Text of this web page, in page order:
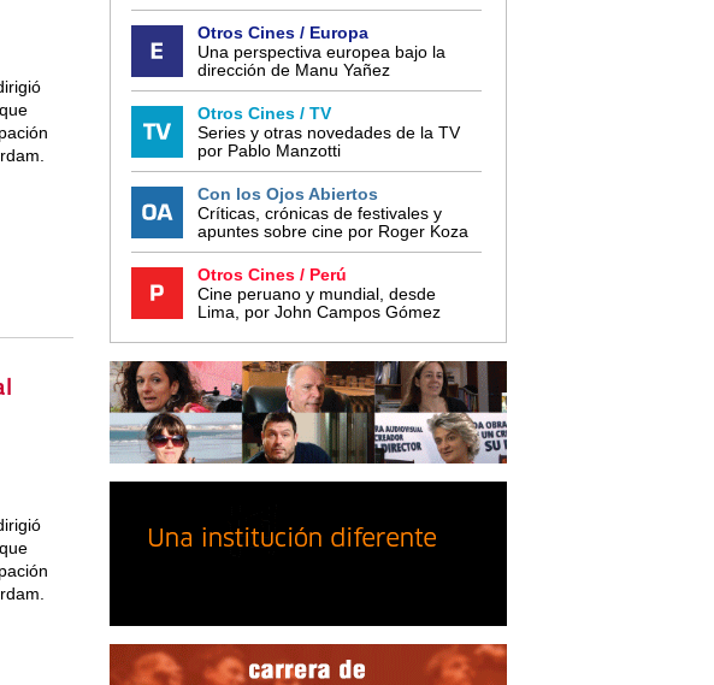
Otros Cines / Europa
Una perspectiva europea bajo la
dirección de Manu Yañez
Otros Cines / TV
Series y otras novedades de la TV
por Pablo Manzotti
Con los Ojos Abiertos
Críticas, crónicas de festivales y
apuntes sobre cine por Roger Koza
Otros Cines / Perú
Cine peruano y mundial, desde
Lima, por John Campos Gómez